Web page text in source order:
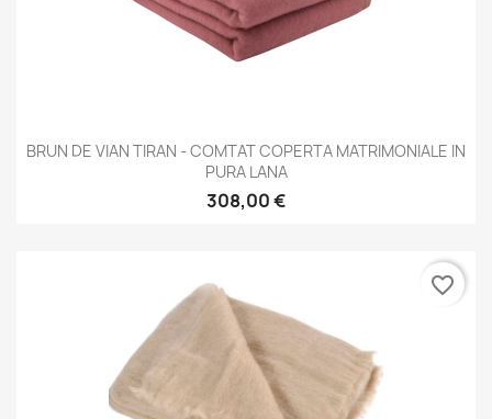
BRUN DE VIAN TIRAN - COMTAT COPERTA MATRIMONIALE IN
PURA LANA
308,00 €
favorite_border